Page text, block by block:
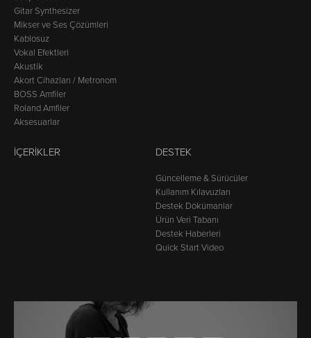
Gitar Synthesizer
Mikser ve Ses Çözümleri
Kablosuz
Vokal Efektleri
Akustik
Akort Cihazları / Metronom
BOSS Amfiler
Roland Amfiler
Aksesuarlar
İÇERIKLER DESTEK
Güncelleme & Sürücüler
Kullanım Kılavuzları
Destek Dökümanlar
Ürün Veri Tabanı
Destek Haberleri
Quick Start Video